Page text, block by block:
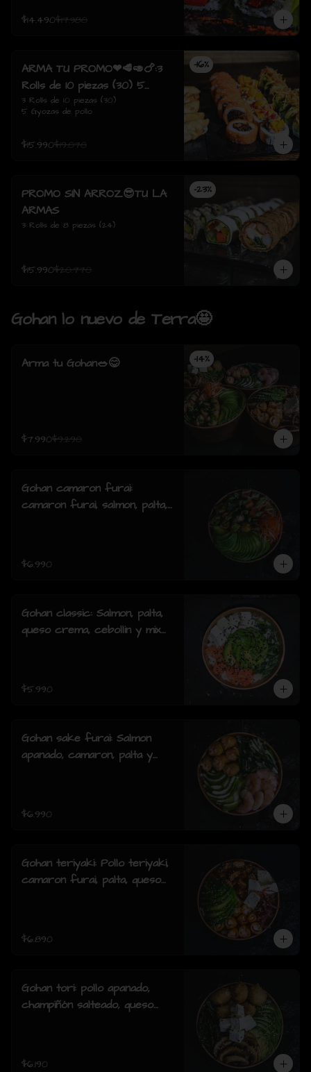
$14.490$17.380
-16%
ARMA TU PROMO❤🥩🥑🍗:3
Rolls de 10 piezas (30) 5
Gyozas de pollo
3 Rolls de 10 piezas (30)
5 Gyozas de pollo
$15.990$19.070
-23%
PROMO SIN ARROZ😎TU LA
ARMAS
3 Rolls de 8 piezas (24)
$15.990$20.770
Gohan lo nuevo de Terra🤩
-14%
Arma tu Gohan🥗😋
$7.990$9.290
Gohan camaron furai:
camaron furai, salmon, palta,
$6.990
Gohan classic: Salmon, palta,
queso crema, cebollin y mix
$5.990
Gohan sake furai: Salmon
apanado, camaron, palta y
$6.990
Gohan teriyaki: Pollo teriyaki,
camaron furai, palta, queso
$6.890
Gohan tori: pollo apanado,
champiñón salteado, queso
$6.190